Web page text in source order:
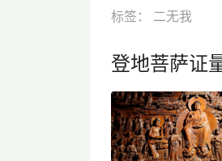
标签： 二无我
登地菩萨证